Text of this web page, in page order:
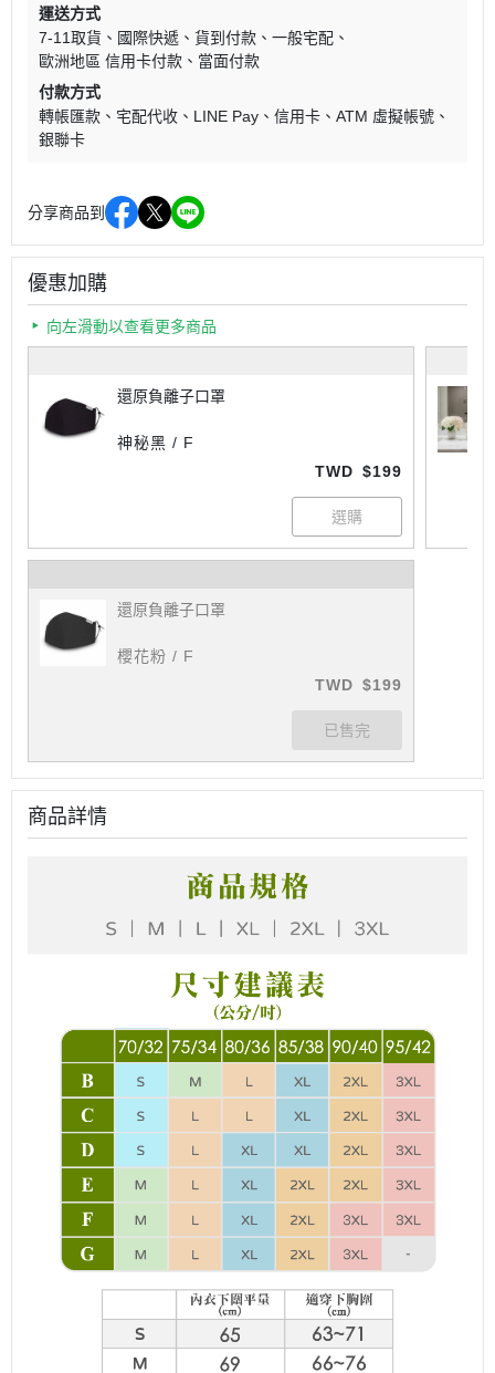
運送方式
7-11取貨
國際快遞 貨到付款
一般宅配
歐洲地區 信用卡付款
當面付款
付款方式
轉帳匯款
宅配代收 LINE Pay 信用卡
ATM 虛擬帳號
銀聯卡
分享商品到
優惠加購
向左滑動以查看更多商品
還原負離子口罩
神秘黑 / F
TWD $199
還原負離子口罩
櫻花粉 / F
TWD $199
商品詳情